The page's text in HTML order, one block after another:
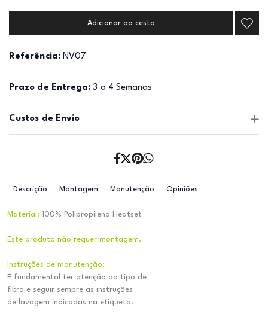
Adicionar ao cesto
Referência: NV07
Prazo de Entrega: 3 a 4 Semanas
Custos de Envio
Descrição Montagem Manutenção Opiniões
Material: 100% Polipropileno Heatset
Este produto não requer montagem.
Instruções de manutenção:
É fundamental ter atenção ao tipo de
fibra e seguir sempre as instruções
de lavagem indicadas na etiqueta.